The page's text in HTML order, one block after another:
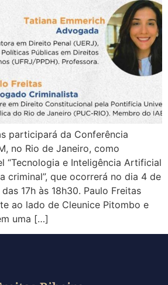
participará da Conferência
no Rio de Janeiro, como
“Tecnologia e Inteligência Artificial
criminal”, que ocorrerá no dia 4 de
17h às 18h30. Paulo Freitas
ao lado de Cleunice Pitombo e
uma […]